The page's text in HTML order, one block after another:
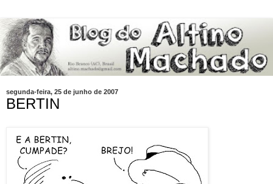
segunda-feira, 25 de junho de 2007
BERTIN